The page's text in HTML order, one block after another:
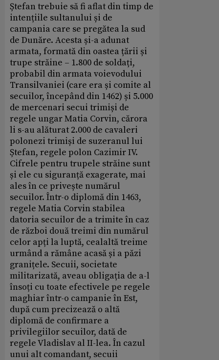
Ștefan trebuie să fi aflat din timp de
intențiile sultanului și de
campania care se pregătea la sud
de Dunăre. Acesta și-a adunat
armata, formată din oastea țării și
trupe străine – 1.800 de soldați,
probabil din armata voievodului
Transilvaniei (care era și comite al
secuilor, începând din 1462) și 5.000
de mercenari secui trimiși de
regele ungar Matia Corvin, cărora
li s-au alăturat 2.000 de cavaleri
polonezi trimiși de suzeranul lui
Ștefan, regele polon Cazimir IV.
Cifrele pentru trupele străine sunt
și ele cu siguranță exagerate, mai
ales în ce privește numărul
secuilor. Într-o diplomă din 1463,
regele Matia Corvin stabilea
datoria secuilor de a trimite în caz
de război două treimi din numărul
celor apți la luptă, cealaltă treime
urmând a rămâne acasă și a păzi
granițele. Secuii, societate
militarizată, aveau obligația de a-l
însoți cu toate efectivele pe regele
maghiar într-o campanie în Est,
după cum precizează o altă
diplomă de confirmare a
privilegiilor secuilor, dată de
regele Vladislav al II-lea. În cazul
unui alt comandant, secuii